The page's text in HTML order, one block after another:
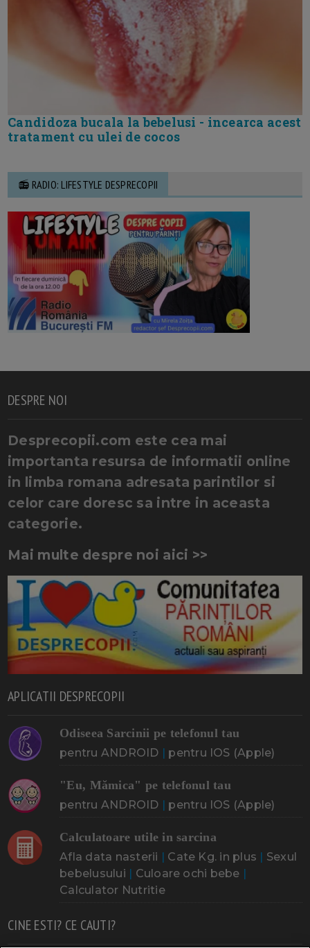
Candidoza bucala la bebelusi - incearca acest
tratament cu ulei de cocos
📻 RADIO: LIFESTYLE DESPRECOPII
DESPRE NOI
Desprecopii.com este cea mai
importanta resursa de informatii online
in limba romana adresata parintilor si
celor care doresc sa intre in aceasta
categorie.
Mai multe despre noi aici >>
APLICATII DESPRECOPII
Odiseea Sarcinii pe telefonul tau
pentru ANDROID | pentru IOS (Apple)
"Eu, Mămica" pe telefonul tau
pentru ANDROID | pentru IOS (Apple)
Calculatoare utile in sarcina
Afla data nasterii | Cate Kg. in plus | Sexul
bebelusului | Culoare ochi bebe |
Calculator Nutritie
CINE ESTI? CE CAUTI?